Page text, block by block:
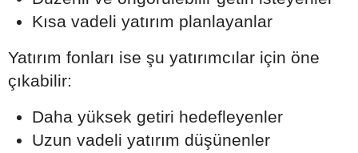
Kısa vadeli yatırım planlayanlar
Yatırım fonları ise şu yatırımcılar için öne
çıkabilir:
Daha yüksek getiri hedefleyenler
Uzun vadeli yatırım düşünenler